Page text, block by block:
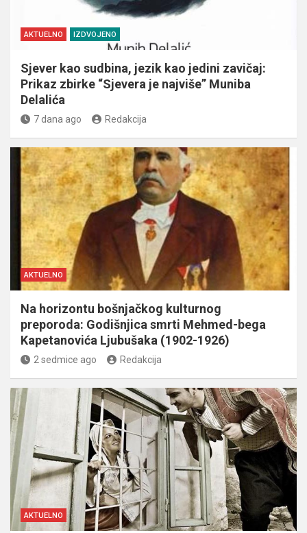
AKTUELNO IZDVOJENO
Sjever kao sudbina, jezik kao jedini zavičaj:
Prikaz zbirke “Sjevera je najviše” Muniba
Delalića
7 dana ago Redakcija
AKTUELNO
Na horizontu bošnjačkog kulturnog
preporoda: Godišnjica smrti Mehmed-bega
Kapetanovića Ljubušaka (1902-1926)
2 sedmice ago Redakcija
AKTUELNO